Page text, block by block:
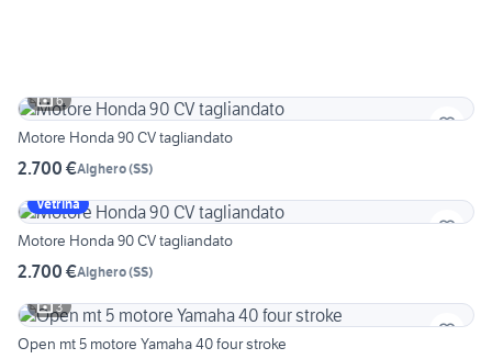
6
Motore Honda 90 CV tagliandato
2.700 €Alghero(SS)
Vetrina
Motore Honda 90 CV tagliandato
2.700 €Alghero(SS)
3
Open mt 5 motore Yamaha 40 four stroke